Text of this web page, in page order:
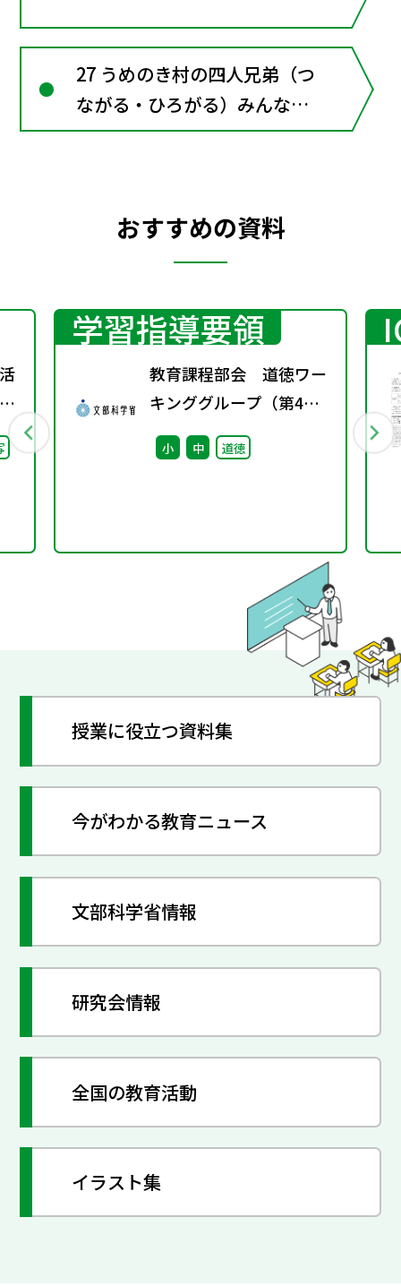
27 うめのき村の四人兄弟（つ
ながる・ひろがる）みんな持
っているパワー みんなちが
おすすめの資料
学習指導要領
教育課程部会 道徳ワー
キンググループ（第4
回） 配付資料
小 中 道徳
授業に役立つ資料集
今がわかる教育ニュース
文部科学省情報
研究会情報
全国の教育活動
イラスト集